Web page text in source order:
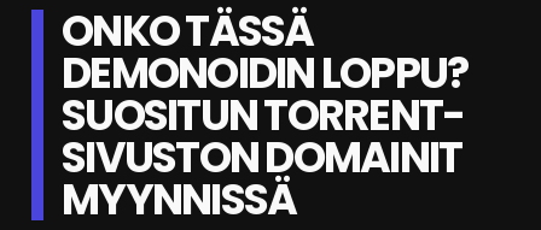
STREAMIT
KESKUSTELU
SHOP
ONKO TÄSSÄ
DEMONOIDIN LOPPU?
SUOSITUN TORRENT-
SIVUSTON DOMAINIT
MYYNNISSÄ